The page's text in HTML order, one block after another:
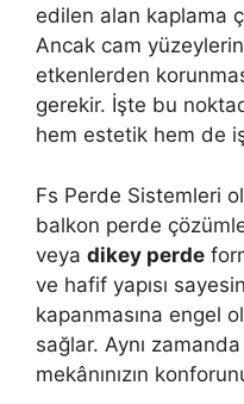
edilen alan kaplama
Ancak cam
etkenlerden
gerekir. İşte bu
hem estetik hem de
Fs Perde Sistemleri
balkon perde
veya dikey perde
ve hafif yapısı
kapanmasına engel
sağlar. Aynı zamanda
mekânınızın